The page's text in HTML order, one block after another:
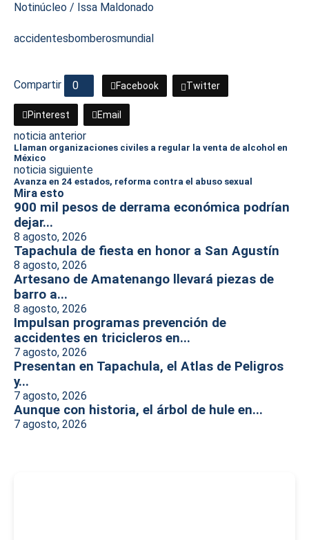
Notinúcleo / Issa Maldonado
accidentesbomberosmundial
Compartir 0 Facebook Twitter
Pinterest Email
noticia anterior
Llaman organizaciones civiles a regular la venta de alcohol en
México
noticia siguiente
Avanza en 24 estados, reforma contra el abuso sexual
Mira esto
900 mil pesos de derrama económica podrían
dejar...
8 agosto, 2026
Tapachula de fiesta en honor a San Agustín
8 agosto, 2026
Artesano de Amatenango llevará piezas de
barro a...
8 agosto, 2026
Impulsan programas prevención de
accidentes en tricicleros en...
7 agosto, 2026
Presentan en Tapachula, el Atlas de Peligros
y...
7 agosto, 2026
Aunque con historia, el árbol de hule en...
7 agosto, 2026